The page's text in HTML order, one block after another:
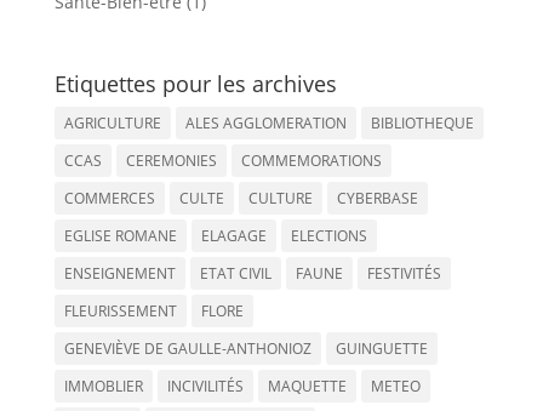
Etiquettes pour les archives
AGRICULTURE ALES AGGLOMERATION
BIBLIOTHEQUE
CCAS
CEREMONIES
COMMEMORATIONS
COMMERCES
CULTE CULTURE
CYBERBASE
EGLISE ROMANE
ELAGAGE
ELECTIONS
ENSEIGNEMENT
ETAT CIVIL FAUNE
FESTIVITÉS
FLEURISSEMENT
FLORE
GENEVIÈVE DE GAULLE-ANTHONIOZ
GUINGUETTE
IMMOBLIER
INCIVILITÉS MAQUETTE
METEO